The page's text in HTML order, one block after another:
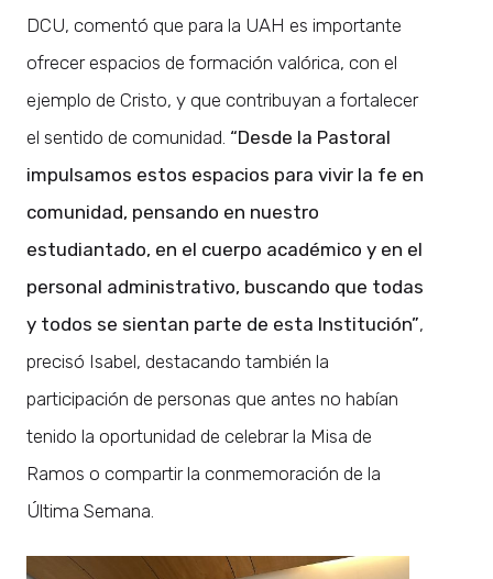
DCU, comentó que para la UAH es importante
ofrecer espacios de formación valórica, con el
ejemplo de Cristo, y que contribuyan a fortalecer
el sentido de comunidad. “Desde la Pastoral
impulsamos estos espacios para vivir la fe en
comunidad, pensando en nuestro
estudiantado, en el cuerpo académico y en el
personal administrativo, buscando que todas
y todos se sientan parte de esta Institución”,
precisó Isabel, destacando también la
participación de personas que antes no habían
tenido la oportunidad de celebrar la Misa de
Ramos o compartir la conmemoración de la
Última Semana.